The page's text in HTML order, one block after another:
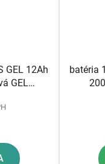
GEL 12Ah
GEL
výroby
batéria